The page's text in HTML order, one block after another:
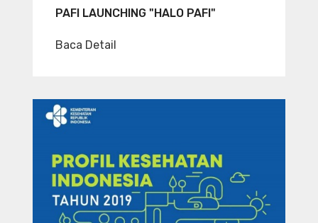
PAFI LAUNCHING "HALO PAFI"
Baca Detail